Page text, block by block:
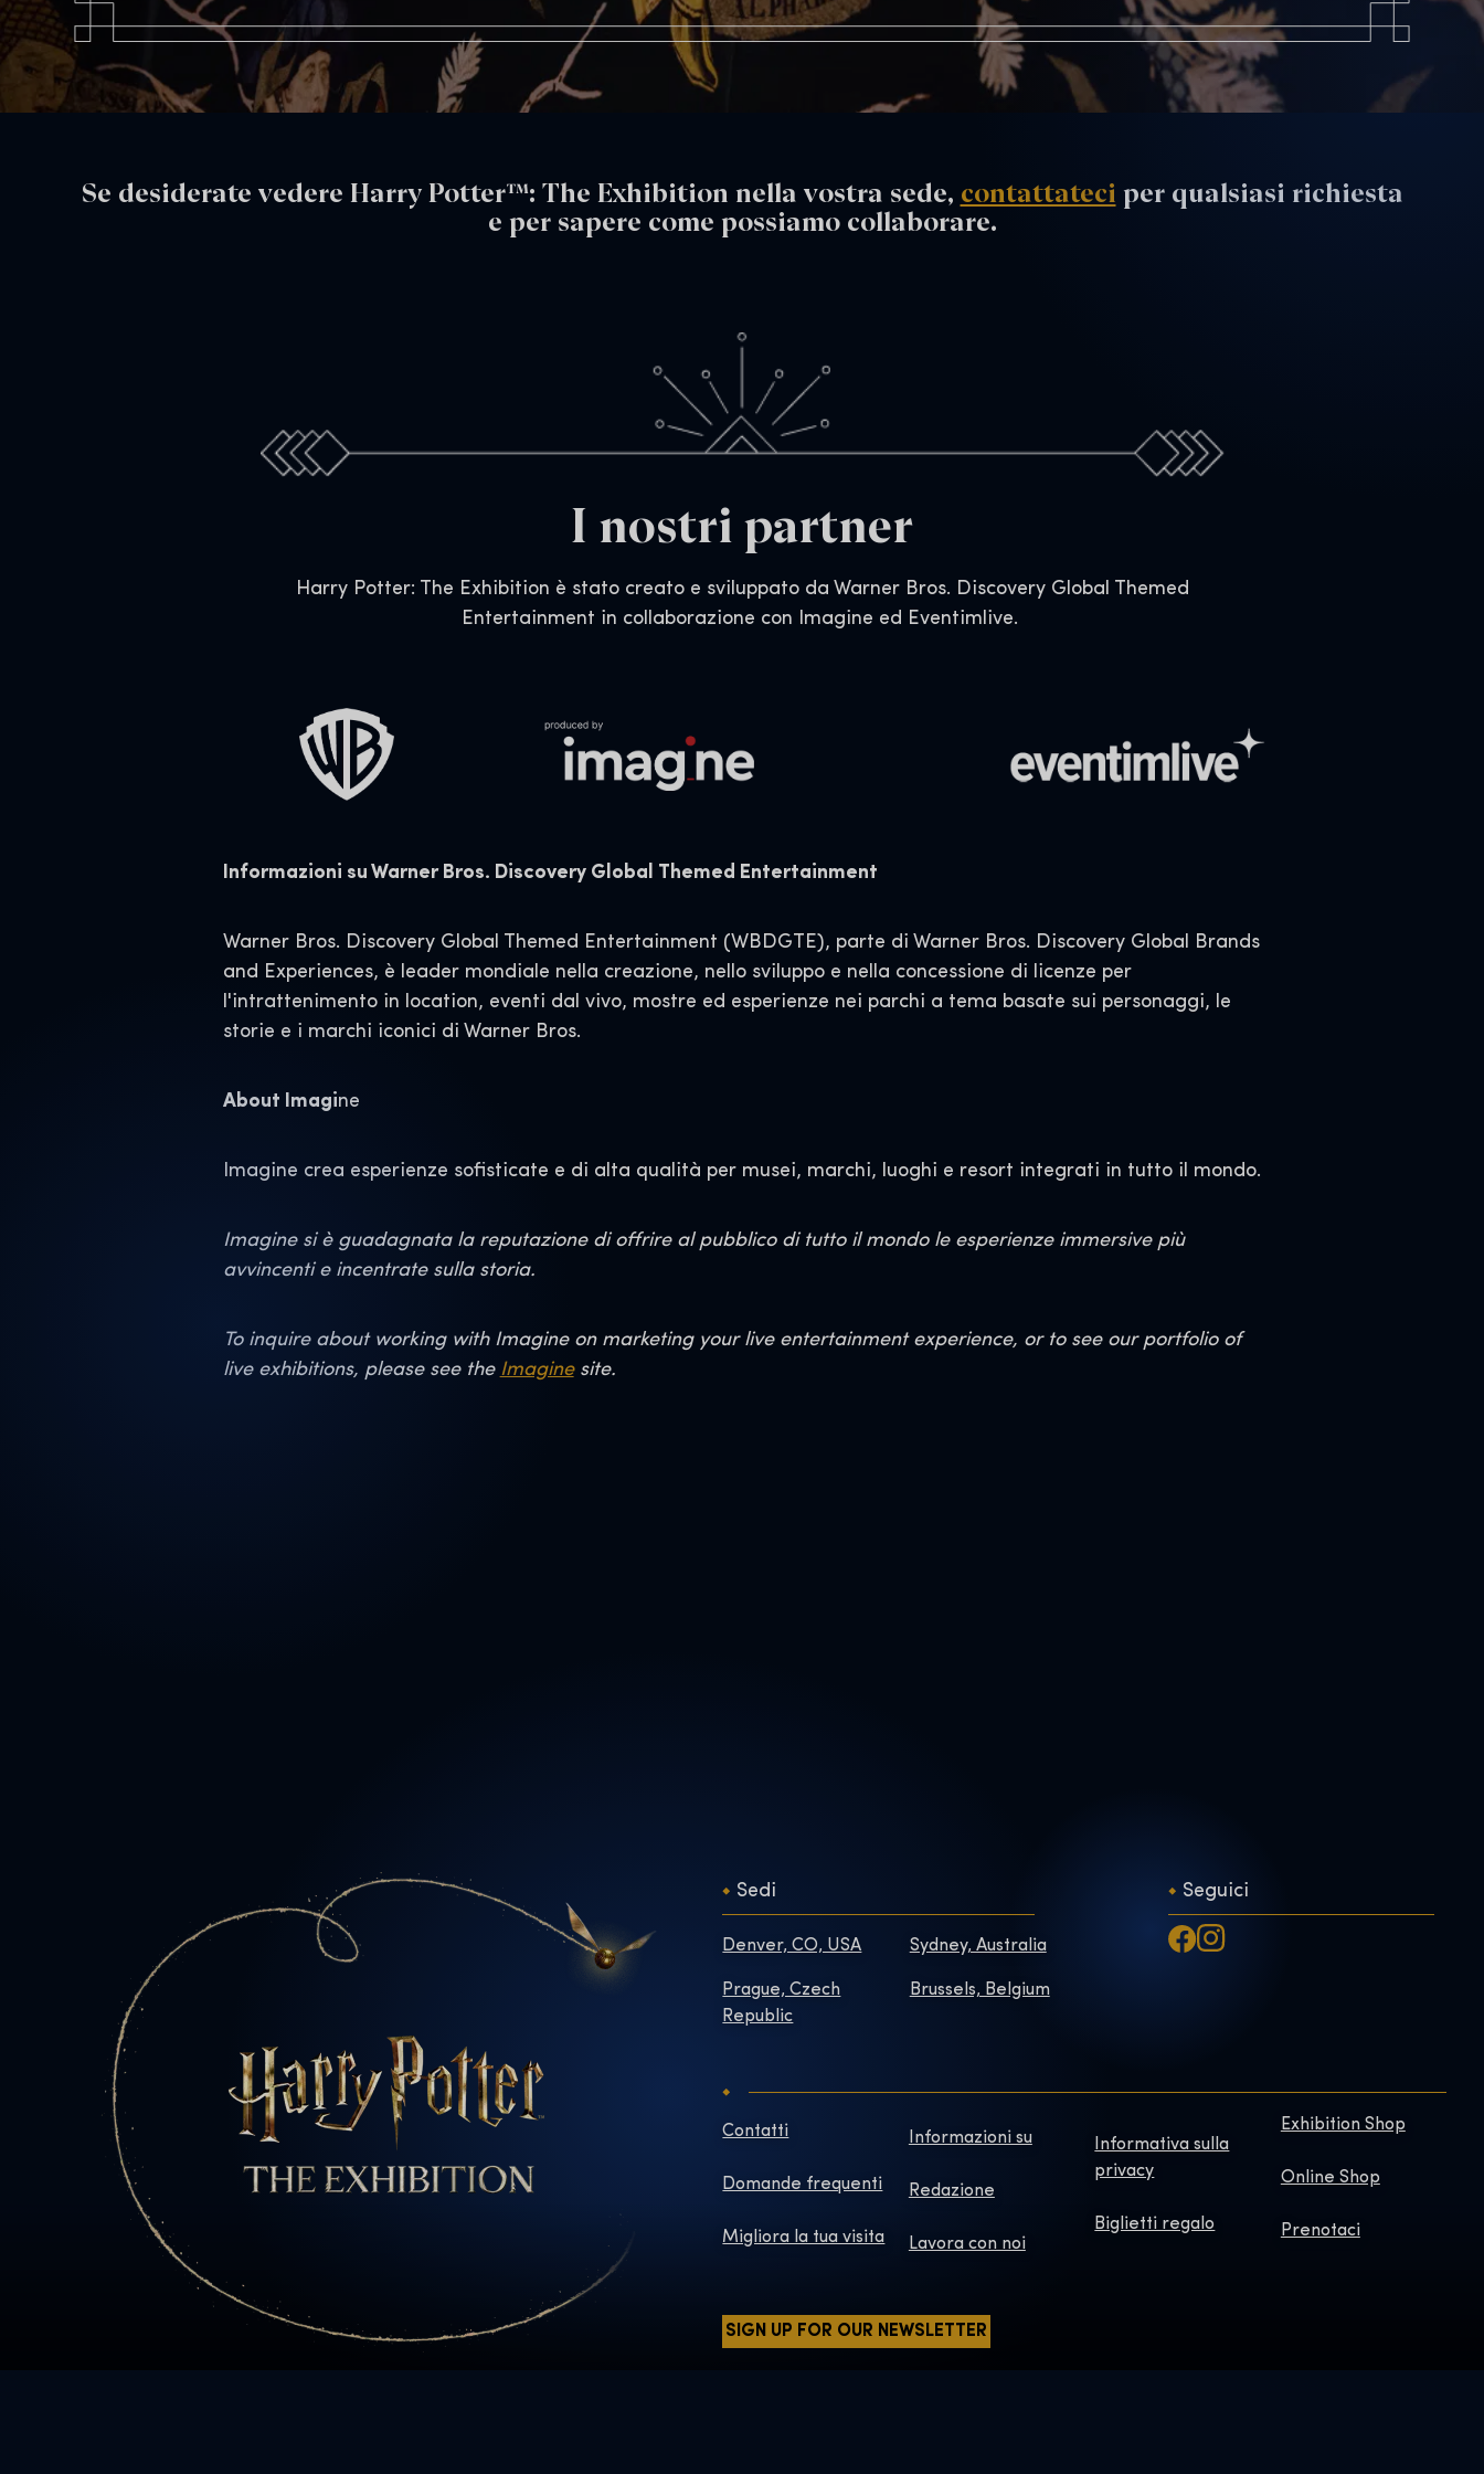
Se desiderate vedere Harry Potter™: The Exhibition nella vostra sede, contattateci per qualsiasi richiesta
e per sapere come possiamo collaborare.
I nostri partner
Harry Potter: The Exhibition è stato creato e sviluppato da Warner Bros. Discovery Global Themed
Entertainment in collaborazione con Imagine ed Eventimlive.
Informazioni su Warner Bros. Discovery Global Themed Entertainment
Warner Bros. Discovery Global Themed Entertainment (WBDGTE), parte di Warner Bros. Discovery Global Brands
and Experiences, è leader mondiale nella creazione, nello sviluppo e nella concessione di licenze per
l'intrattenimento in location, eventi dal vivo, mostre ed esperienze nei parchi a tema basate sui personaggi, le
storie e i marchi iconici di Warner Bros.
About Imagine
Imagine crea esperienze sofisticate e di alta qualità per musei, marchi, luoghi e resort integrati in tutto il mondo.
Imagine si è guadagnata la reputazione di offrire al pubblico di tutto il mondo le esperienze immersive più
avvincenti e incentrate sulla storia.
To inquire about working with Imagine on marketing your live entertainment experience, or to see our portfolio of
live exhibitions, please see the Imaginesite.
Sedi
Denver, CO, USA Sydney, Australia
Prague, Czech
Republic
Brussels, Belgium
Seguici
Contatti
Domande frequenti
Migliora la tua visita
Informazioni su
Redazione
Lavora con noi
Informativa sulla
privacy
Biglietti regalo
Exhibition Shop
Online Shop
Prenotaci
SIGN UP FOR OUR NEWSLETTER